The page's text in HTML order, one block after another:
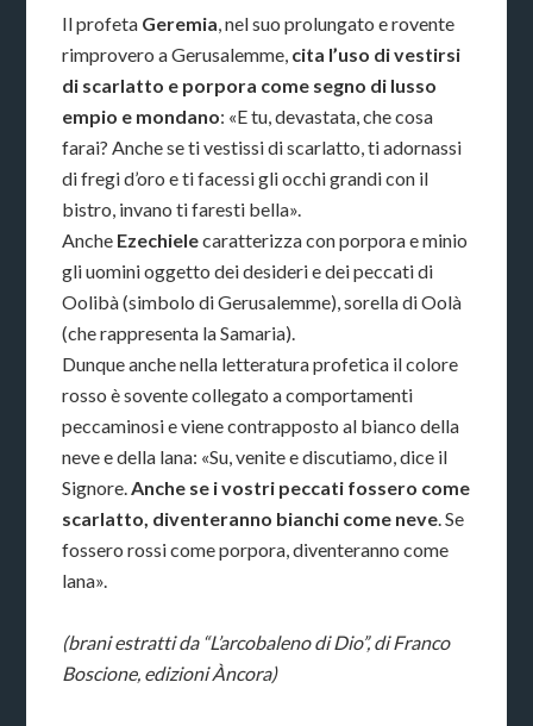
Il profeta Geremia, nel suo prolungato e rovente
rimprovero a Gerusalemme, cita l’uso di vestirsi
di scarlatto e porpora come segno di lusso
empio e mondano: «E tu, devastata, che cosa
farai? Anche se ti vestissi di scarlatto, ti adornassi
di fregi d’oro e ti facessi gli occhi grandi con il
bistro, invano ti faresti bella».
Anche Ezechielecaratterizza con porpora e minio
gli uomini oggetto dei desideri e dei peccati di
Oolibà (simbolo di Gerusalemme), sorella di Oolà
(che rappresenta la Samaria).
Dunque anche nella letteratura profetica il colore
rosso è sovente collegato a comportamenti
peccaminosi e viene contrapposto al bianco della
neve e della lana: «Su, venite e discutiamo, dice il
Signore.Anche se i vostri peccati fossero come
scarlatto, diventeranno bianchi come neve. Se
fossero rossi come porpora, diventeranno come
lana».
(brani estratti da “L’arcobaleno di Dio”, di Franco
Boscione, edizioni Àncora)